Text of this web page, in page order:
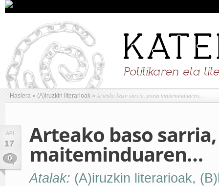
Hasiera » (A)iruzkin literarioak » Arteako baso sarria, poeta maiteminduaren…
API
17
0
Arteako baso
maiteminduaren…
Atalak: (A)iruzkin literarioak,